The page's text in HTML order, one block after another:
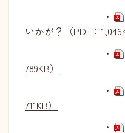
・
いかが？（PDF：
・
789KB）
・
711KB）
・